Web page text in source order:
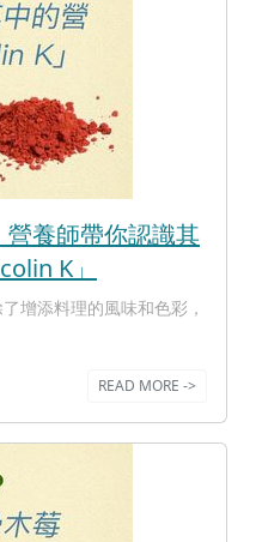
養師帶你認識其
K」
增添料理的風味和色彩，
READ MORE ->